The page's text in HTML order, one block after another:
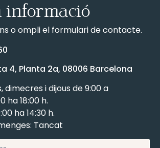
informació
o ompli el formulari de contacte.
4, Planta 2a, 08006 Barcelona
dimecres i dijous de 9:00 a
ha 18:00 h.
ha 14:30 h.
Tancat